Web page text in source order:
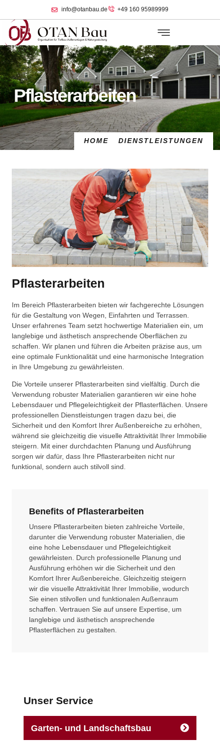
info@otanbau.de +49 160 95989999
Pflasterarbeiten
HOME DIENSTLEISTUNGEN
Unser Service
Garten- und Landschaftsbau
Pflasterarbeiten
Im Bereich Pflasterarbeiten bieten wir fachgerechte Lösungen
für die Gestaltung von Wegen, Einfahrten und Terrassen.
Unser erfahrenes Team setzt hochwertige Materialien ein, um
langlebige und ästhetisch ansprechende Oberflächen zu
schaffen. Wir planen und führen die Arbeiten präzise aus, um
eine optimale Funktionalität und eine harmonische Integration
in Ihre Umgebung zu gewährleisten.
Die Vorteile unserer Pflasterarbeiten sind vielfältig. Durch die
Verwendung robuster Materialien garantieren wir eine hohe
Lebensdauer und Pflegeleichtigkeit der Pflasterflächen. Unsere
professionellen Dienstleistungen tragen dazu bei, die
Sicherheit und den Komfort Ihrer Außenbereiche zu erhöhen,
während sie gleichzeitig die visuelle Attraktivität Ihrer Immobilie
steigern. Mit einer durchdachten Planung und Ausführung
sorgen wir dafür, dass Ihre Pflasterarbeiten nicht nur
funktional, sondern auch stilvoll sind.
Benefits of Pflasterarbeiten
Unsere Pflasterarbeiten bieten zahlreiche Vorteile,
darunter die Verwendung robuster Materialien, die
eine hohe Lebensdauer und Pflegeleichtigkeit
gewährleisten. Durch professionelle Planung und
Ausführung erhöhen wir die Sicherheit und den
Komfort Ihrer Außenbereiche. Gleichzeitig steigern
wir die visuelle Attraktivität Ihrer Immobilie, wodurch
Sie einen stilvollen und funktionalen Außenraum
schaffen. Vertrauen Sie auf unsere Expertise, um
langlebige und ästhetisch ansprechende
Pflasterflächen zu gestalten.